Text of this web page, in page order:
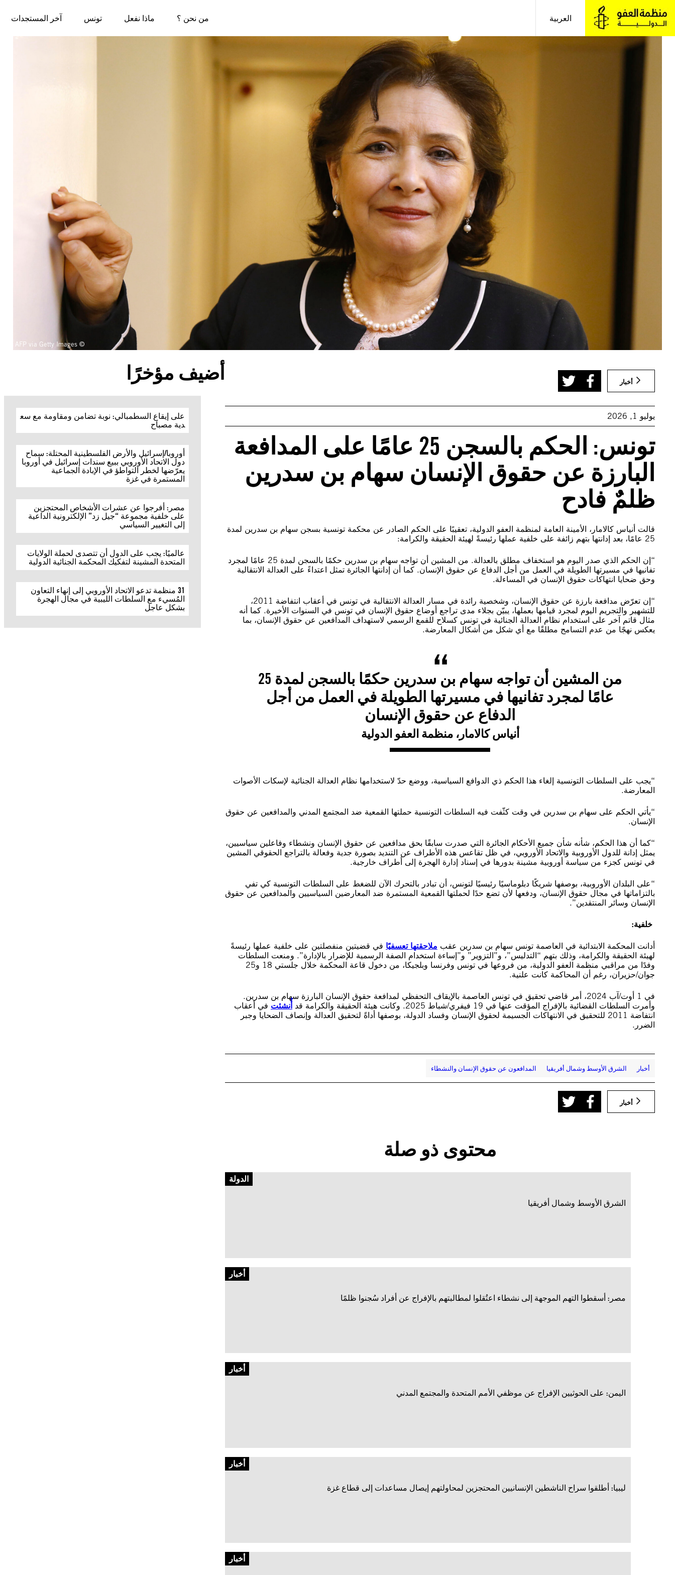
العربية من نحن ؟ ماذا نفعل تونس آخر المستجدات
إلى
المحتوى
© AFP via Getty Images
أخبار
يوليو 1, 2026
تونس: الحكم بالسجن 25 عامًا على المدافعة
البارزة عن حقوق الإنسان سهام بن سدرين
ظلمٌ فادح
قالت أنياس كالامار، الأمينة العامة لمنظمة العفو الدولية، تعقيبًا على الحكم الصادر عن محكمة تونسية بسجن سهام بن سدرين لمدة
25 عامًا، بعد إدانتها بتهم زائفة على خلفية عملها رئيسةً لهيئة الحقيقة والكرامة:
“إن الحكم الذي صدر اليوم هو استخفاف مطلق بالعدالة. من المشين أن تواجه سهام بن سدرين حكمًا بالسجن لمدة 25 عامًا لمجرد
تفانيها في مسيرتها الطويلة في العمل من أجل الدفاع عن حقوق الإنسان. كما أن إدانتها الجائرة تمثل اعتداءً على العدالة الانتقالية
وحق ضحايا انتهاكات حقوق الإنسان في المساءلة.
“إن تعرّض مدافعة بارزة عن حقوق الإنسان، وشخصية رائدة في مسار العدالة الانتقالية في تونس في أعقاب انتفاضة 2011،
للتشهير والتجريم اليوم لمجرد قيامها بعملها، يبيّن بجلاء مدى تراجع أوضاع حقوق الإنسان في تونس في السنوات الأخيرة. كما أنه
مثال قاتم آخر على استخدام نظام العدالة الجنائية في تونس كسلاح للقمع الرسمي لاستهداف المدافعين عن حقوق الإنسان، بما
يعكس نهجًا من عدم التسامح مطلقًا مع أي شكل من أشكال المعارضة.
من المشين أن تواجه سهام بن سدرين حكمًا بالسجن لمدة 25
عامًا لمجرد تفانيها في مسيرتها الطويلة في العمل من أجل
الدفاع عن حقوق الإنسان
أنياس كالامار، منظمة العفو الدولية
“يجب على السلطات التونسية إلغاء هذا الحكم ذي الدوافع السياسية، ووضع حدّ لاستخدامها نظام العدالة الجنائية لإسكات الأصوات
المعارضة.
“يأتي الحكم على سهام بن سدرين في وقت كثّفت فيه السلطات التونسية حملتها القمعية ضد المجتمع المدني والمدافعين عن حقوق
الإنسان.
“كما أن هذا الحكم، شأنه شأن جميع الأحكام الجائرة التي صدرت سابقًا بحق مدافعين عن حقوق الإنسان ونشطاء وفاعلين سياسيين،
يمثل إدانة للدول الأوروبية والاتحاد الأوروبي، في ظل تقاعس هذه الأطراف عن التنديد بصورة جدية وفعالة بالتراجع الحقوقي المشين
في تونس كجزء من سياسة أوروبية مشينة بدورها في إسناد إدارة الهجرة إلى أطراف خارجية.
“على البلدان الأوروبية، بوصفها شريكًا دبلوماسيًا رئيسيًا لتونس، أن تبادر بالتحرك الآن للضغط على السلطات التونسية كي تفي
بالتزاماتها في مجال حقوق الإنسان، ودفعها لأن تضع حدًا لحملتها القمعية المستمرة ضد المعارضين السياسيين والمدافعين عن حقوق
الإنسان وسائر المنتقدين”.
خلفية:
أدانت المحكمة الابتدائية في العاصمة تونس سهام بن سدرين عقب ملاحقتها تعسفيًا في قضيتين منفصلتين على خلفية عملها رئيسةً
لهيئة الحقيقة والكرامة، وذلك بتهم “التدليس”، و”التزوير” و”إساءة استخدام الصفة الرسمية للإضرار بالإدارة”. ومنعت السلطات
وفدًا من مراقبي منظمة العفو الدولية، من فروعها في تونس وفرنسا وبلجيكا، من دخول قاعة المحكمة خلال جلستي 18 و25
جوان/حزيران، رغم أن المحاكمة كانت علنية.
في 1 أوت/آب 2024، أمر قاضي تحقيق في تونس العاصمة بالإيقاف التحفظي لمدافعة حقوق الإنسان البارزة سهام بن سدرين.
وأمرت السلطات القضائية بالإفراج المؤقت عنها في 19 فيفري/شباط 2025. وكانت هيئة الحقيقة والكرامة قد
أُنشئت في أعقاب
انتفاضة 2011 للتحقيق في الانتهاكات الجسيمة لحقوق الإنسان وفساد الدولة، بوصفها أداةً لتحقيق العدالة وإنصاف الضحايا وجبر
الضرر.
أخبار الشرق الأوسط وشمال أفريقيا المدافعون عن حقوق الإنسان والنشطاء
أخبار
محتوى ذو صلة
الدولة
الشرق الأوسط وشمال أفريقيا
أخبار
مصر: أسقطوا التهم الموجهة إلى نشطاء اعتُقلوا لمطالبتهم بالإفراج عن أفراد سُجنوا ظلمًا
أخبار
اليمن: على الحوثيين الإفراج عن موظفي الأمم المتحدة والمجتمع المدني
أخبار
ليبيا: أطلقوا سراح الناشطين الإنسانيين المحتجزين لمحاولتهم إيصال مساعدات إلى قطاع غزة
أخبار
أضيف مؤخرًا
على إيقاع السطمبالي: نوبة تضامن ومقاومة مع سع
دية مصباح
أوروبا/إسرائيل والأرض الفلسطينية المحتلة: سماح
دول الاتحاد الأوروبي ببيع سندات إسرائيل في أوروبا
يعرّضها لخطر التواطؤ في الإبادة الجماعية
المستمرة في غزة
مصر: أفرجوا عن عشرات الأشخاص المحتجزين
على خلفية مجموعة “جيل زد” الإلكترونية الداعية
إلى التغيير السياسي
عالميًا: يجب على الدول أن تتصدى لحملة الولايات
المتحدة المشينة لتفكيك المحكمة الجنائية الدولية
31 منظمة تدعو الاتحاد الأوروبي إلى إنهاء التعاون
المُسيء مع السلطات الليبية في مجال الهجرة
بشكل عاجل